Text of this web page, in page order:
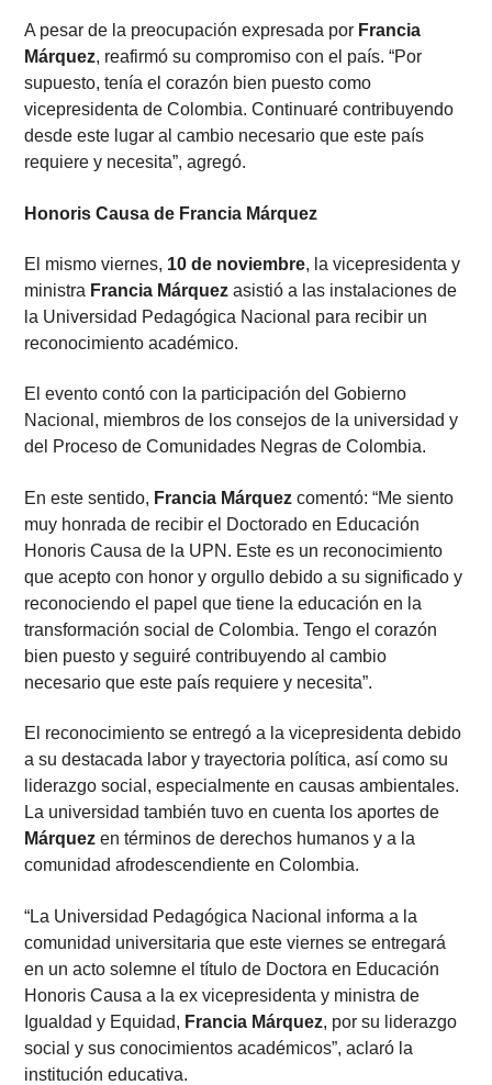
A pesar de la preocupación expresada por Francia
Márquez, reafirmó su compromiso con el país. “Por
supuesto, tenía el corazón bien puesto como
vicepresidenta de Colombia. Continuaré contribuyendo
desde este lugar al cambio necesario que este país
requiere y necesita”, agregó.
Honoris Causa de Francia Márquez
El mismo viernes, 10 de noviembre, la vicepresidenta y
ministra Francia Márquez asistió a las instalaciones de
la Universidad Pedagógica Nacional para recibir un
reconocimiento académico.
El evento contó con la participación del Gobierno
Nacional, miembros de los consejos de la universidad y
del Proceso de Comunidades Negras de Colombia.
En este sentido, Francia Márquez comentó: “Me siento
muy honrada de recibir el Doctorado en Educación
Honoris Causa de la UPN. Este es un reconocimiento
que acepto con honor y orgullo debido a su significado y
reconociendo el papel que tiene la educación en la
transformación social de Colombia. Tengo el corazón
bien puesto y seguiré contribuyendo al cambio
necesario que este país requiere y necesita”.
El reconocimiento se entregó a la vicepresidenta debido
a su destacada labor y trayectoria política, así como su
liderazgo social, especialmente en causas ambientales.
La universidad también tuvo en cuenta los aportes de
Márquez en términos de derechos humanos y a la
comunidad afrodescendiente en Colombia.
“La Universidad Pedagógica Nacional informa a la
comunidad universitaria que este viernes se entregará
en un acto solemne el título de Doctora en Educación
Honoris Causa a la ex vicepresidenta y ministra de
Igualdad y Equidad, Francia Márquez, por su liderazgo
social y sus conocimientos académicos”, aclaró la
institución educativa.